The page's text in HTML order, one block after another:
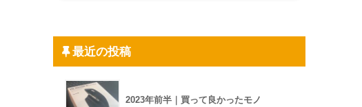
最近の投稿
2023年前半｜買って良かったモノ